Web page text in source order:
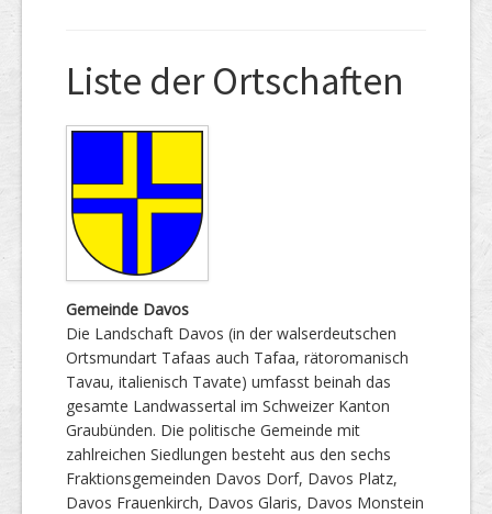
Liste der Ortschaften
Gemeinde Davos
Die Landschaft Davos (in der walserdeutschen
Ortsmundart Tafaas auch Tafaa, rätoromanisch
Tavau, italienisch Tavate) umfasst beinah das
gesamte Landwassertal im Schweizer Kanton
Graubünden. Die politische Gemeinde mit
zahlreichen Siedlungen besteht aus den sechs
Fraktionsgemeinden Davos Dorf, Davos Platz,
Davos Frauenkirch, Davos Glaris, Davos Monstein